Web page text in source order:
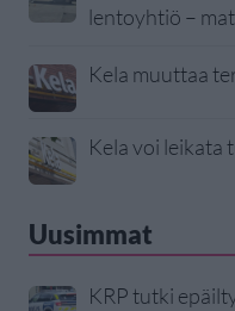
lentoyhtiö –
Kela muuttaa
Kela voi leikata
Uusimmat
KRP tutki